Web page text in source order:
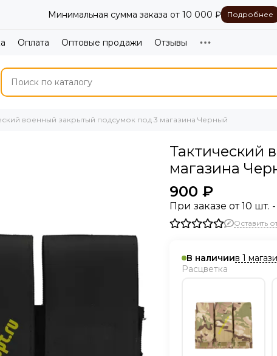
Минимальная сумма заказа от 10 000 ₽ Подробнее
Оплата Оптовые продажи Отзывы
военный закрытый подсумок под 3 магазина Черный
Тактический
магазина
900 ₽
При заказе от 10
Оставить
В наличиив 1
Расцветка